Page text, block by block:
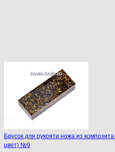
Брусок для рукояти ножа из
цвет) №9